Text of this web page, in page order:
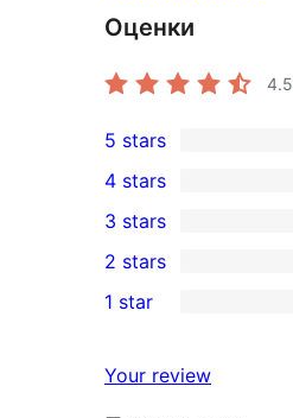
Оценки
4.5
7
5-
star
reviews
5 stars
4-
star
reviews
4 stars
0
3-
star
3 stars
2-
reviews
2 stars
star
1 star
Your review